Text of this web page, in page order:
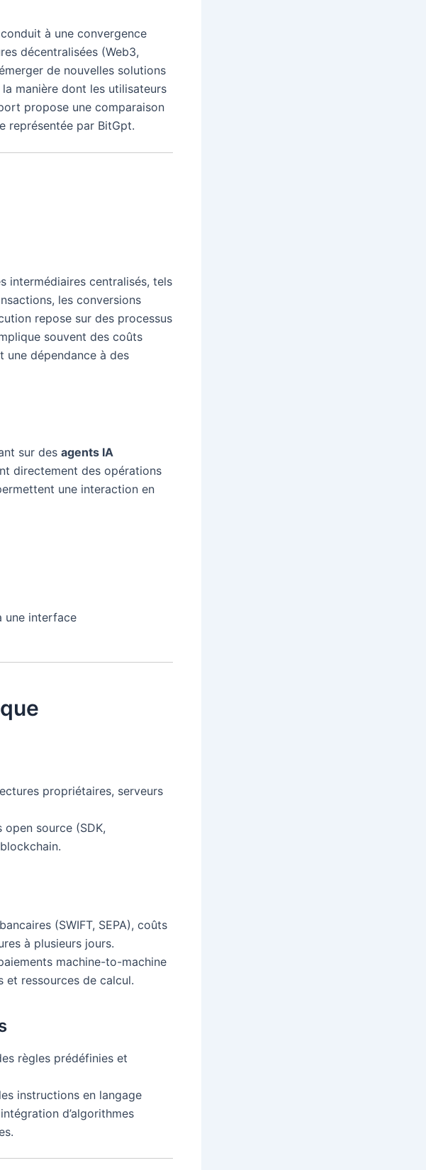
à une convergence
décentralisées (Web3,
de nouvelles solutions
manière dont les utilisateurs
propose une comparaison
représentée par BitGpt.
intermédiaires centralisés, tels
les conversions
repose sur des processus
souvent des coûts
une dépendance à des
sur des agents IA
directement des opérations
une interaction en
une interface
propriétaires, serveurs
source (SDK,
(SWIFT, SEPA), coûts
à plusieurs jours.
machine-to-machine
et ressources de calcul.
règles prédéfinies et
instructions en langage
d’algorithmes